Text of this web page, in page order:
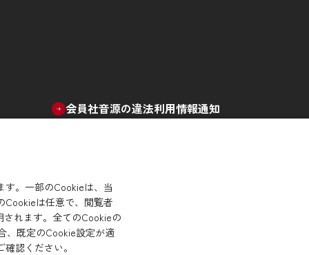
会員社音源の違法利用情報通知
。一部のCookieは、当
Cookieは任意で、閲覧者
れます。全てのCookieの
、既定のCookie設定が適
確認ください。